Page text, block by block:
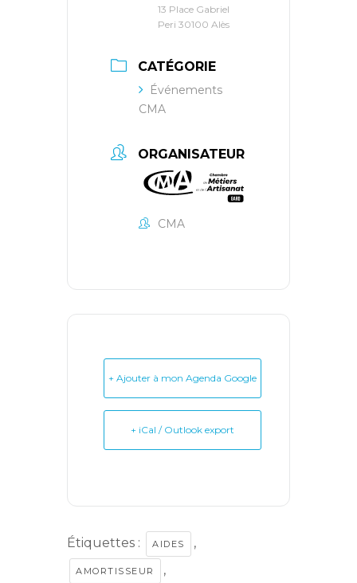
13 Place Gabriel
Peri 30100 Alès
CATÉGORIE
Événements
CMA
ORGANISATEUR
CMA
+ Ajouter à mon Agenda Google
+ iCal / Outlook export
Étiquettes : AIDES ,
AMORTISSEUR ,